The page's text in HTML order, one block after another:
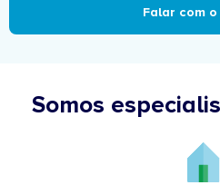
Falar com
Somos